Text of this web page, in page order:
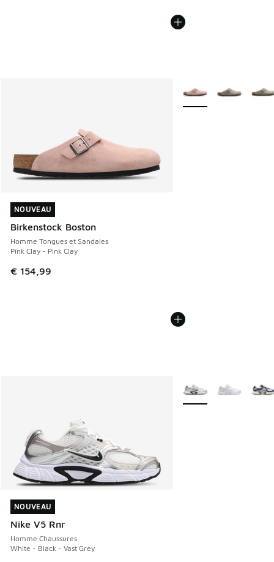
NOUVEAU
Birkenstock Boston
Homme Tongues et Sandales
Pink Clay - Pink Clay
€ 154,99
NOUVEAU
Plus de couleurs
NOUVEAU
Nike V5 Rnr
Homme Chaussures
White - Black - Vast Grey
NOUVEAU
Plus de couleurs